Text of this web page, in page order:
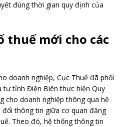
đúng thời gian quy định của
thuế mới cho các
doanh nghiệp, Cục Thuế đã phối
tư tỉnh Điện Biên thực hiện Quy
cho doanh nghiệp thông qua hệ
thông tin giữa cơ quan đăng
Theo đó, hệ thống thông tin